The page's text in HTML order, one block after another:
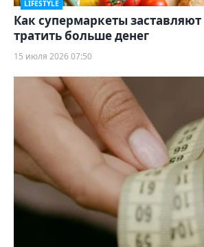
LIFESTYLE
Как супермаркеты
тратить больше денег
15 июля 2026 07:50